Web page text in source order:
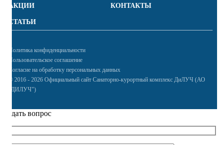
АКЦИИ КОНТАКТЫ
СТАТЬИ
Политика конфиденциальности
Пользовательское соглашение
Согласие на обработку персональных данных
© 2016 - 2026 Официальный сайт Санаторно-курортный комплекс ДиЛУЧ (АО
"ДИЛУЧ")
Задать вопрос